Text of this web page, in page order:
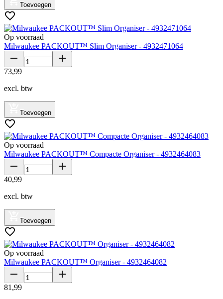
Toevoegen
Op voorraad
Milwaukee PACKOUT™ Slim Organiser - 4932471064
73,99
excl. btw
Toevoegen
Op voorraad
Milwaukee PACKOUT™ Compacte Organiser - 4932464083
40,99
excl. btw
Toevoegen
Op voorraad
Milwaukee PACKOUT™ Organiser - 4932464082
81 ,99